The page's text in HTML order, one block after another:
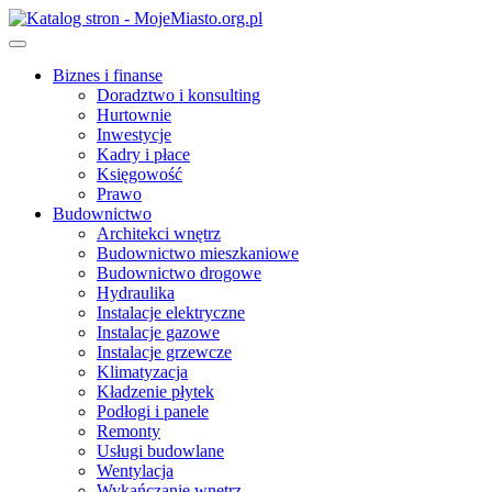
Skip
to
Biznes i finanse
Doradztwo i konsulting
Hurtownie
Inwestycje
Kadry i płace
Księgowość
Prawo
Budownictwo
Architekci wnętrz
Budownictwo mieszkaniowe
Budownictwo drogowe
Hydraulika
Instalacje elektryczne
Instalacje gazowe
Instalacje grzewcze
Klimatyzacja
Kładzenie płytek
Podłogi i panele
Remonty
Usługi budowlane
Wentylacja